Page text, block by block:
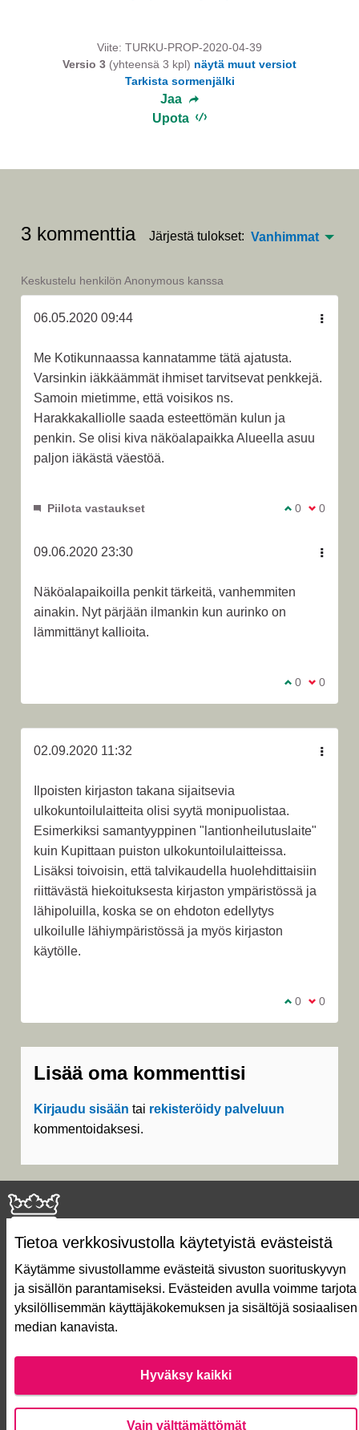
Tietoa verkkosivustolla käytetyistä evästeistä
Käytämme sivustollamme evästeitä sivuston suorituskyvyn
ja sisällön parantamiseksi. Evästeiden avulla voimme tarjota
yksilöllisemmän käyttäjäkokemuksen ja sisältöjä sosiaalisen
median kanavista.
Hyväksy kaikki
Vain välttämättömät
Viite: TURKU-PROP-2020-04-39
Versio 3 (yhteensä 3 kpl) näytä muut versiot
Tarkista sormenjälki
Jaa
Upota
3 kommenttia Järjestä tulokset: Vanhimmat
Keskustelu henkilön Anonymous kanssa
06.05.2020 09:44
Me Kotikunnaassa kannatamme tätä ajatusta.
Varsinkin iäkkäämmät ihmiset tarvitsevat penkkejä.
Samoin mietimme, että voisikos ns.
Harakkakalliolle saada esteettömän kulun ja
penkin. Se olisi kiva näköalapaikka Alueella asuu
paljon iäkästä väestöä.
Piilota vastaukset Olen samaa
0 Olen eri
0
09.06.2020 23:30
Näköalapaikoilla penkit tärkeitä, vanhemmiten
ainakin. Nyt pärjään ilmankin kun aurinko on
lämmittänyt kallioita.
Olen samaa
0 Olen eri
0
02.09.2020 11:32
Ilpoisten kirjaston takana sijaitsevia
ulkokuntoilulaitteita olisi syytä monipuolistaa.
Esimerkiksi samantyyppinen "lantionheilutuslaite"
kuin Kupittaan puiston ulkokuntoilulaitteissa.
Lisäksi toivoisin, että talvikaudella huolehdittaisiin
riittävästä hiekoituksesta kirjaston ympäristössä ja
lähipoluilla, koska se on ehdoton edellytys
ulkoilulle lähiympäristössä ja myös kirjaston
käytölle.
Olen samaa
0 Olen eri
0
Lisää oma kommenttisi
Kirjaudu sisään tai rekisteröidy palveluun
kommentoidaksesi.
Näin äänestät Asukasbudjetissa
Asukasbudjetin vaiheet
Usein kysytyt kysymykset
Saavutettavuusseloste
Lataa avoimet datatiedostot
Evästeasetukset